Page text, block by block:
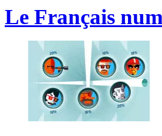
Le Français